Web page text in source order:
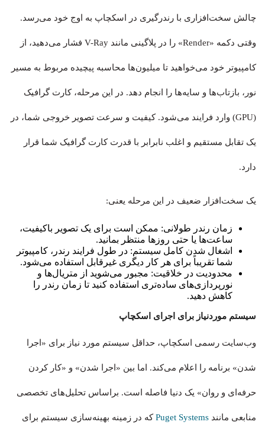
چالش سخت‌افزاری با رندرگیری در اسکچاپ به اوج خود می‌رسد.
وقتی دکمه «Render» را در پلاگینی مانند V-Ray فشار می‌دهید، از
کامپیوتر خود می‌خواهید تا میلیون‌ها محاسبه پیچیده مربوط به مسیر
نور، بازتاب‌ها و سایه‌ها را انجام دهد. در این مرحله، کارت گرافیک
(GPU) وارد فرایند می‌شود. کیفیت و سرعت تصویر خروجی شما، در
یک تقابل مستقیم و اغلب نابرابر با قدرت کارت گرافیک شما قرار
دارد.
یک سخت‌افزار ضعیف در این مرحله یعنی:
زمان رندر طولانی: ممکن است برای یک تصویر باکیفیت،
ساعت‌ها یا حتی روزها منتظر بمانید.
اشغال شدن کامل سیستم: در طول فرایند رندر، کامپیوتر
شما تقریباً برای هر کار دیگری غیرقابل استفاده می‌شود.
محدودیت در خلاقیت: مجبور می‌شوید از متریال‌ها و
نورپردازی‌های ساده‌تری استفاده کنید تا زمان رندر را
کاهش دهید.
سیستم موردنیاز برای اجرای اسکچاپ
وب‌سایت رسمی اسکچاپ، حداقل سیستم مورد نیاز برای «اجرا
شدن» برنامه را اعلام می‌کند. اما بین «اجرا شدن» و «کار کردن
حرفه‌ای و روان» یک دنیا فاصله است. براساس تحلیل‌های تخصصی
منابعی مانند که در زمینه بهینه‌سازی سیستم برای